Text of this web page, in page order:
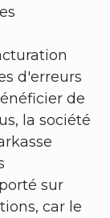
d'erreurs
de
la société
sur
car le